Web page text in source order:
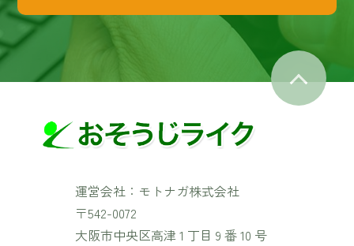
運営会社：モトナガ株式会社
〒542-0072
大阪市中央区高津 1 丁目 9 番 10 号